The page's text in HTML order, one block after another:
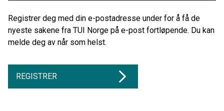
Registrer deg med din e-postadresse under for å få de
nyeste sakene fra TUI Norge på e-post fortløpende. Du kan
melde deg av når som helst.
REGISTRER